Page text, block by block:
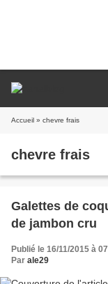
Accueil » chevre frais
chevre frais
Galettes de
de jambon cru
Publié le 16/11/2015 à
Par ale29